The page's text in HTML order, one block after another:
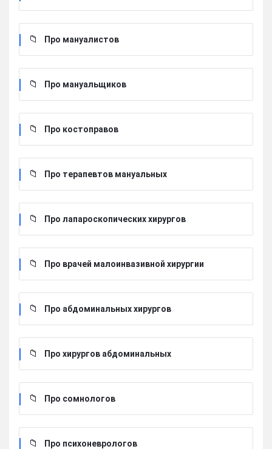
Про мануалистов
Про мануальщиков
Про костоправов
Про терапевтов мануальных
Про лапароскопических хирургов
Про врачей малоинвазивной хирургии
Про абдоминальных хирургов
Про хирургов абдоминальных
Про сомнологов
Про психоневрологов